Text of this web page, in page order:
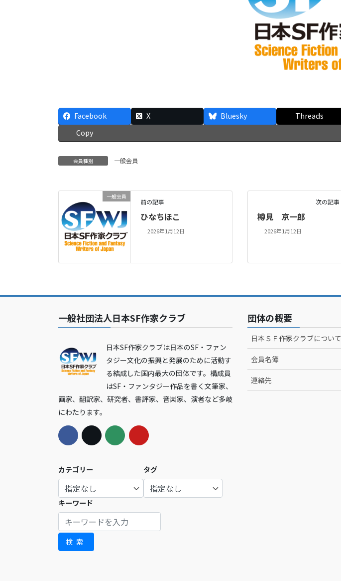
Facebook X Bluesky Threads
Copy
会員種別 一般会員
一般会員
前の記事
ひなちほこ
2026年1月12日
次の記事
樽見 京一郎
2026年1月12日
一般社団法人日本SF作家クラブ
日本SF作家クラブは日本のSF・ファン
タジー文化の振興と発展のために活動す
る結成した国内最大の団体です。構成員
はSF・ファンタジー作品を書く文筆家、
画家、翻訳家、研究者、書評家、音楽家、演者など多岐
にわたります。
カテゴリー タグ
キーワード
検索
団体の概要
日本ＳＦ作家クラブについて
会員名簿
連絡先